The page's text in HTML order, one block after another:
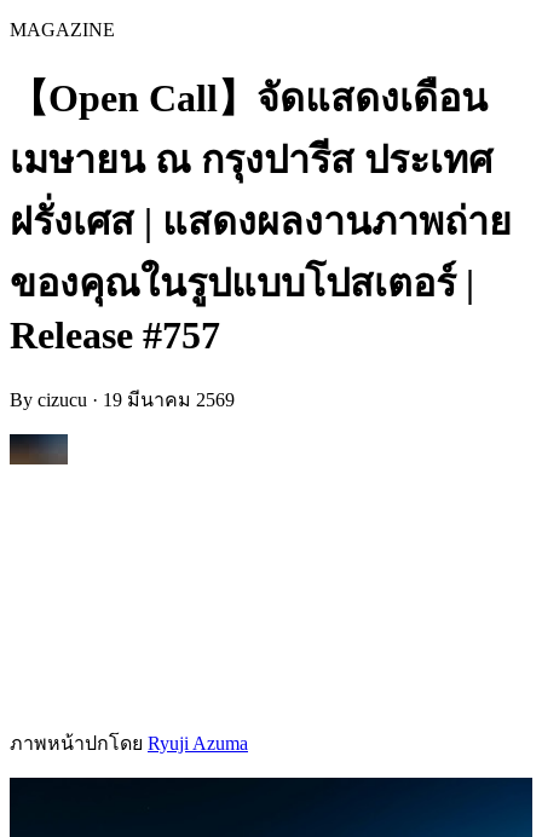
MAGAZINE
【Open Call】จัดแสดงเดือน
เมษายน ณ กรุงปารีส ประเทศ
ฝรั่งเศส | แสดงผลงานภาพถ่าย
ของคุณในรูปแบบโปสเตอร์ |
Release #757
By cizucu · 19 มีนาคม 2569
ภาพหน้าปกโดย Ryuji Azuma